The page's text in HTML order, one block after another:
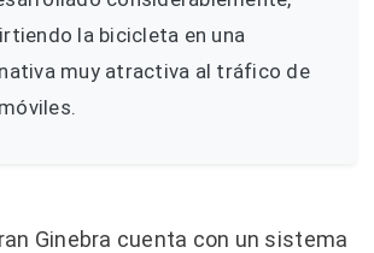
la bicicleta en una
muy atractiva al tráfico de
Ginebra cuenta con un sistema